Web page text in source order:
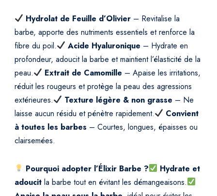
a
t
u
l
q
u
a
n
Hydrolat de Feuille d’Olivier – Revitalise la
barbe, apporte des nutriments essentiels et renforce la
fibre du poil.
Acide Hyaluronique – Hydrate en
profondeur, adoucit la barbe et maintient l’élasticité de la
peau.
Extrait de Camomille – Apaise les irritations,
réduit les rougeurs et protège la peau des agressions
extérieures.
Texture légère & non grasse – Ne
laisse aucun résidu et pénètre rapidement.
Convient
à toutes les barbes – Courtes, longues, épaisses ou
clairsemées.
Pourquoi adopter l’Élixir Barbe ?
Hydrate et
adoucit la barbe tout en évitant les démangeaisons.